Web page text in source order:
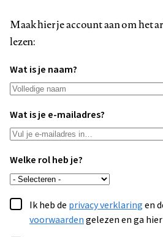
Maak hier je account aan om het
lezen:
Wat is je naam?
Wat is je e-mailadres?
Welke rol heb je?
Ik heb de privacy verklaringen
voorwaardengelezen en ga